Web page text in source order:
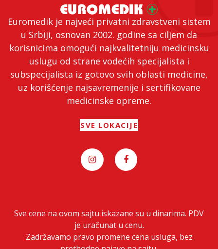
Euromedik je najveći privatni zdravstveni sistem
u Srbiji, osnovan 2002. godine sa ciljem da
korisnicima omogući najkvalitetniju medicinsku
uslugu od strane vodećih specijalista i
subspecijalista iz gotovo svih oblasti medicine,
uz korišćenje najsavremenije i sertifikovane
medicinske opreme.
SVE LOKACIJE
Sve cene na ovom sajtu iskazane su u dinarima. PDV
je uračunat u cenu.
Zadržavamo pravo promene cena usluga, bez